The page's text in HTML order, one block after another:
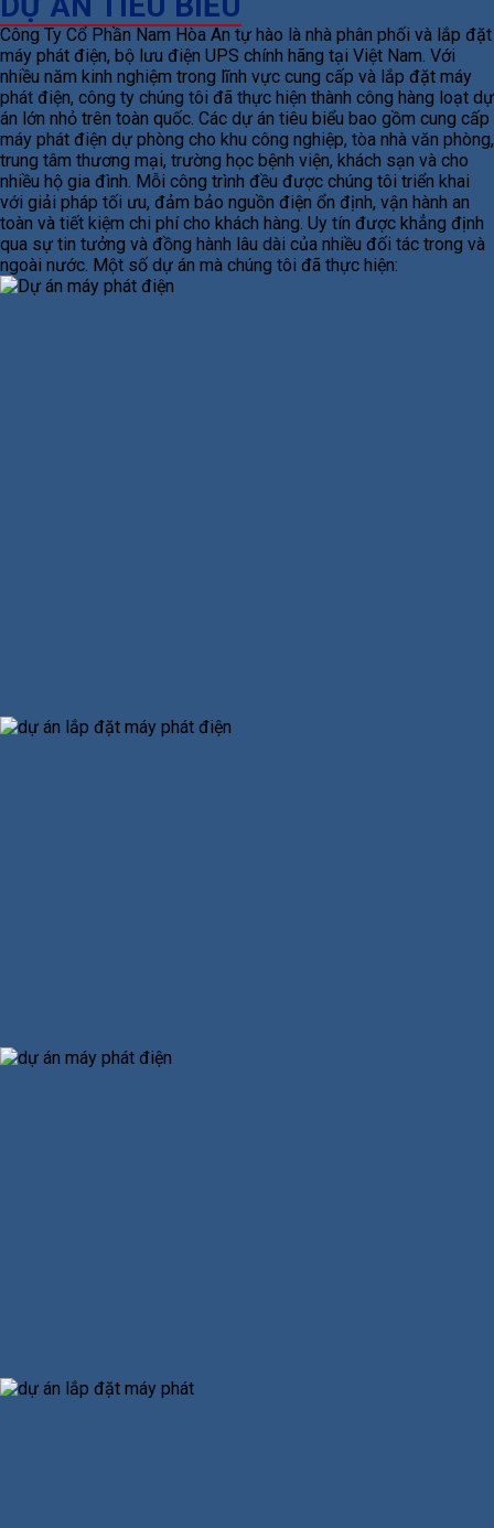
Công Ty Cổ Phần Nam Hòa An tự hào là nhà phân phối và lắp đặt
máy phát điện, bộ lưu điện UPS chính hãng tại Việt Nam. Với
nhiều năm kinh nghiệm trong lĩnh vực cung cấp và lắp đặt máy
phát điện, công ty chúng tôi đã thực hiện thành công hàng loạt dự
án lớn nhỏ trên toàn quốc. Các dự án tiêu biểu bao gồm cung cấp
máy phát điện dự phòng cho khu công nghiệp, tòa nhà văn phòng,
trung tâm thương mại, trường học bệnh viện, khách sạn và cho
nhiều hộ gia đình. Mỗi công trình đều được chúng tôi triển khai
với giải pháp tối ưu, đảm bảo nguồn điện ổn định, vận hành an
toàn và tiết kiệm chi phí cho khách hàng. Uy tín được khẳng định
qua sự tin tưởng và đồng hành lâu dài của nhiều đối tác trong và
ngoài nước. Một số dự án mà chúng tôi đã thực hiện: